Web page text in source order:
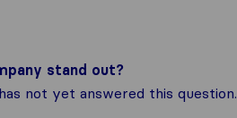
stand out?
not yet answered this question.